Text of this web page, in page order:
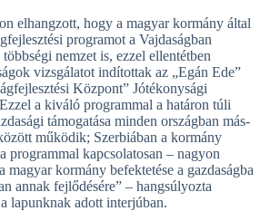
elhangzott, hogy a magyar kormány által
programot a Vajdaságban
nemzet is, ezzel ellentétben
vizsgálatot indítottak az „Egán Ede”
Központ” Jótékonysági
a kiváló programmal a határon túli
támogatása minden országban más-
működik; Szerbiában a kormány
programmal kapcsolatosan – nagyon
magyar kormány befektetése a gazdaságba
annak fejlődésére” – hangsúlyozta
lapunknak adott interjúban.